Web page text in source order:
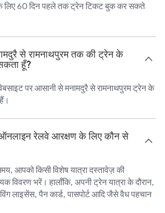
लिए 60 दिन पहले तक ट्रेन टिकट बुक कर सकते
से रामनाथपुरम तक की ट्रेन के
हूँ?
पर आसानी से मनामदुरै से रामनाथपुरम ट्रेन के
रेलवे आरक्षण के लिए कौन से
आपको किसी विशेष यात्रा दस्तावेज़ की
विवरण भरें। हालाँकि, अपनी ट्रेन यात्रा के दौरान,
लाइसेंस, पैन कार्ड, पासपोर्ट आदि जैसे वैध पहचान